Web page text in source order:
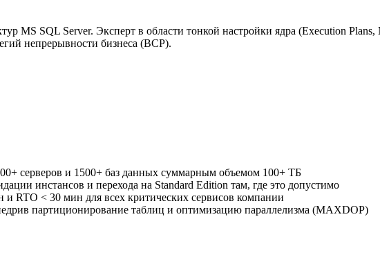
MS SQL Server. Эксперт в области тонкой настройки ядра (Execution
непрерывности бизнеса (BCP).
серверов и 1500+ баз данных суммарным объемом 100+ ТБ
инстансов и перехода на Standard Edition там, где это допустимо
RTO < 30 мин для всех критических сервисов компании
партиционирование таблиц и оптимизацию параллелизма (MAXDOP)